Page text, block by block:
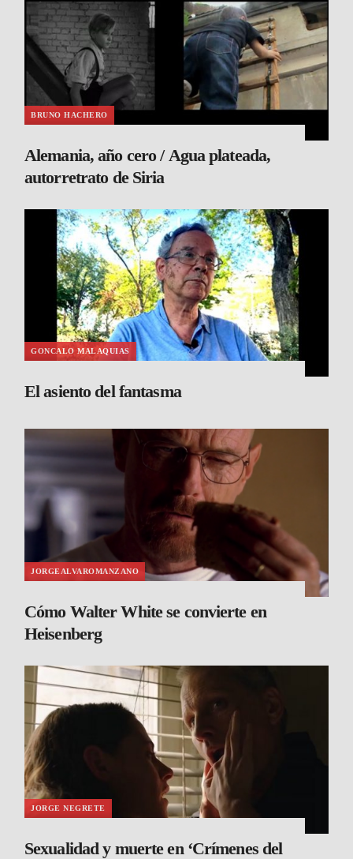
BRUNO HACHERO
Alemania, año cero / Agua plateada,
autorretrato de Siria
GONCALO MALAQUIAS
El asiento del fantasma
JORGEALVAROMANZANO
Cómo Walter White se convierte en
Heisenberg
JORGE NEGRETE
Sexualidad y muerte en ‘Crímenes del